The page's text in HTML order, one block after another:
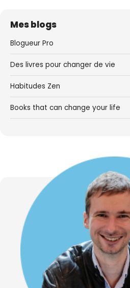
Mes blogs
Blogueur Pro
Des livres pour changer de vie
Habitudes Zen
Books that can change your life